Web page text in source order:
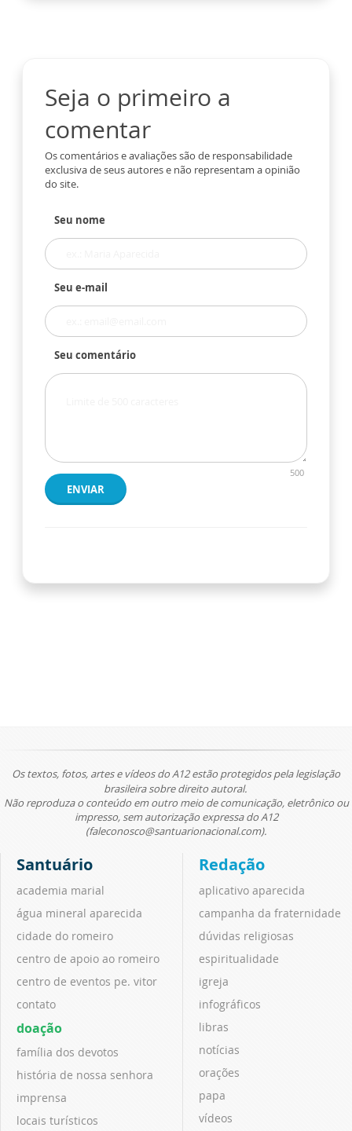
Seja o primeiro a
comentar
Os comentários e avaliações são de responsabilidade
exclusiva de seus autores e não representam a opinião
do site.
Seu nome
Seu e-mail
Seu comentário
500
ENVIAR
Os textos, fotos, artes e vídeos do A12 estão protegidos pela legislação
brasileira sobre direito autoral.
Não reproduza o conteúdo em outro meio de comunicação, eletrônico ou
impresso, sem autorização expressa do A12
(faleconosco@santuarionacional.com).
Santuário
academia marial
água mineral aparecida
cidade do romeiro
centro de apoio ao romeiro
centro de eventos pe. vitor
contato
doação
família dos devotos
história de nossa senhora
imprensa
locais turísticos
Redação
aplicativo aparecida
campanha da fraternidade
dúvidas religiosas
espiritualidade
igreja
infográficos
libras
notícias
orações
papa
vídeos